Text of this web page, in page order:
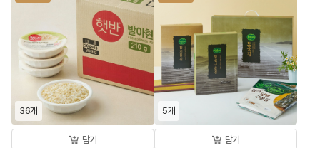
36개
담기
5개
담기